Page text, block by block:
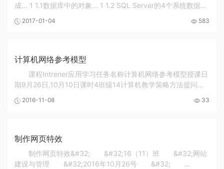
成... 1 1.1数据库中的对象... 1 1.2 SQL Server的4个系统数据
1.6 约束... 2 1.7 文件组... 2...
2017-01-04 583
计算机网络参考模型
课程Intrener应用学习任务名称计算机网络参考模型授课日
期9月26日,10月10日课时4班级14计算机教学策略方法提问，
型和tcp/ip参考模型，掌握各层次的作用...
2016-11-08 33
制作网页特效
制作网页特效&#32; &#32;16（11）班 &#32;网站
建设与管理 &#32;2016年10月26号 &#32;